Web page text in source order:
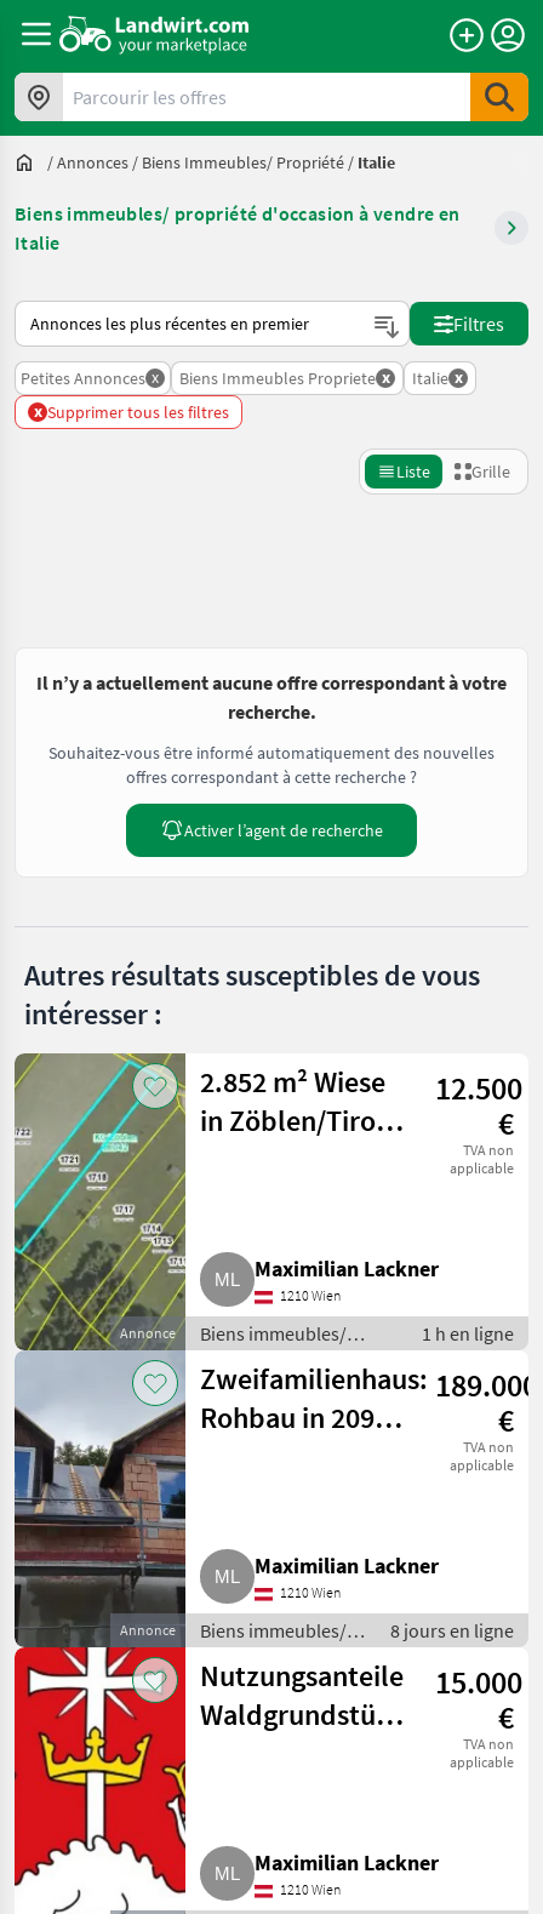
Parcourir les offres
/Annonces / Biens Immeubles/ Propriété / Italie
Biens immeubles/ propriété d'occasion à vendre en
Italie
Voici comment les annonces sont triées sur Landwirt.com
Filtres
Petites Annonces x Biens Immeubles Propriete x Italie x
x Supprimer tous les filtres
Liste Grille
Il n’y a actuellement aucune offre correspondant à votre
recherche.
Souhaitez-vous être informé automatiquement des nouvelles
offres correspondant à cette recherche ?
Activer l’agent de recherche
Autres résultats susceptibles de vous
intéresser :
Annonce
2.852 m² Wiese
in Zöblen/Tirol
12.500
€
TVA non
applicable
Maximilian Lackner
1210 Wien
Biens immeubles/
propriété / Terres
1 h en ligne
Annonce
Zweifamilienhaus:
Rohbau in 2095
189.000
€
TVA non
applicable
Maximilian Lackner
1210 Wien
Biens immeubles/
propriété / Maisons
8 jours en ligne
Nutzungsanteile
Waldgrundstücke
15.000
€
TVA non
applicable
Maximilian Lackner
1210 Wien